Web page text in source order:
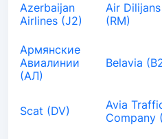
Azerbaijan
Airlines (J2)
Air Dilijans
(RM)
Армянские
Авиалинии
(АЛ)
Belavia
Scat (DV)
Avia
Company